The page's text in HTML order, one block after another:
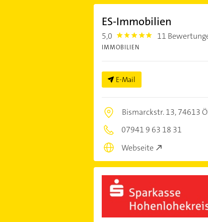
ES-Immobilien
5,0 5.0 11
IMMOBILIEN
E-Mail
Bismarckstr. 13,74613
07941 9 63 18 31
Webseite